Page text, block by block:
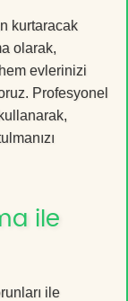
kurtaracak
olarak,
evlerinizi
Profesyonel
ile
ile